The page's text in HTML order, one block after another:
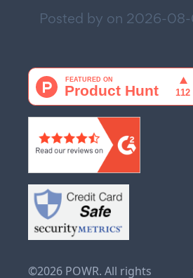
Posted by on 2026-
©2026 POWR. All rights